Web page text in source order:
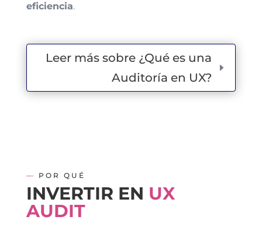
eficiencia.
Leer más sobre ¿Qué es una
Auditoría en UX?
— POR QUÉ
INVERTIR EN UX
AUDIT